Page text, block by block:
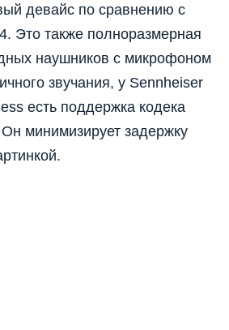
девайс по сравнению с
Это также полноразмерная
наушников с микрофоном
звучания, у Sennheiser
есть поддержка кодека
минимизирует задержку